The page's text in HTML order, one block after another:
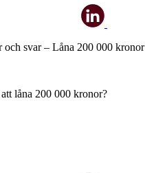
och svar – Låna 200 000 kronor
låna 200 000 kronor?